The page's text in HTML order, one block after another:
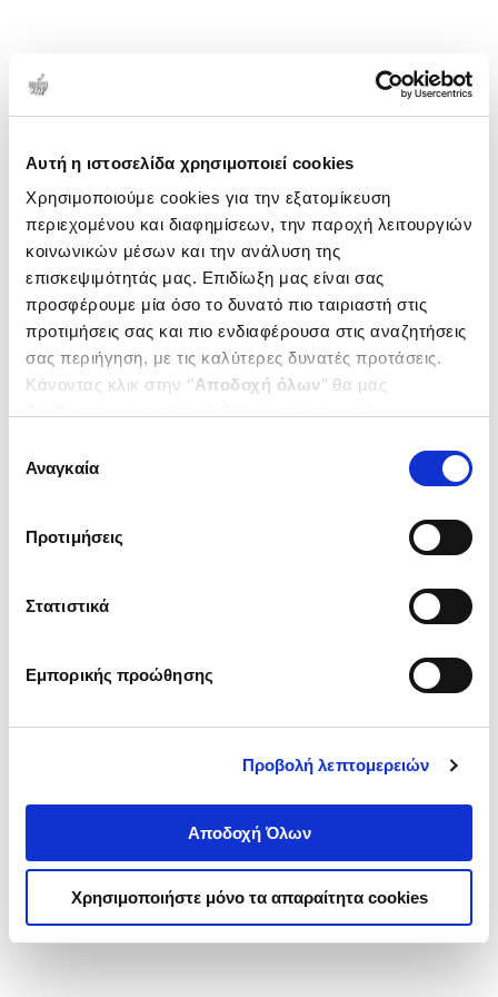
Αυτή η ιστοσελίδα χρησιμοποιεί cookies
Χρησιμοποιούμε cookies για την εξατομίκευση
περιεχομένου και διαφημίσεων, την παροχή λειτουργιών
κοινωνικών μέσων και την ανάλυση της
επισκεψιμότητάς μας. Επιδίωξη μας είναι σας
προσφέρουμε μία όσο το δυνατό πιο ταιριαστή στις
προτιμήσεις σας και πιο ενδιαφέρουσα στις αναζητήσεις
σας περιήγηση, με τις καλύτερες δυνατές προτάσεις.
Κάνοντας κλικ στην ‘’Αποδοχή όλων’’ θα μας
ενδιαφέρουν και να επιλέξετε από τα παρακάτω με την
΄΄και να ενημερωθείτε σχετικά με
συγκατάθεσης
Αναγκαία
Προτιμήσεις
Στατιστικά
Εμπορικής προώθησης
Προβολή λεπτομερειών
Αποδοχή Όλων
Χρησιμοποιήστε μόνο τα απαραίτητα cookies